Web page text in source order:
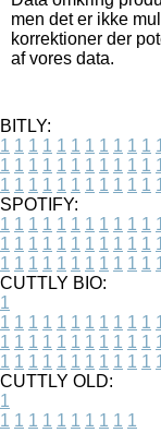
men det er ikke
korrektioner der
af vores data.
BITLY:
1 1 1 1 1 1 1 1 1 1 1
1 1 1 1 1 1 1 1 1 1 1
1 1 1 1 1 1 1 1 1 1 1
SPOTIFY:
1 1 1 1 1 1 1 1 1 1 1
1 1 1 1 1 1 1 1 1 1 1
1 1 1 1 1 1 1 1 1 1 1
CUTTLY BIO:
1
1 1 1 1 1 1 1 1 1 1 1
1 1 1 1 1 1 1 1 1 1 1
1 1 1 1 1 1 1 1 1 1 1
CUTTLY OLD:
1
1 1 1 1 1 1 1 1 1 1